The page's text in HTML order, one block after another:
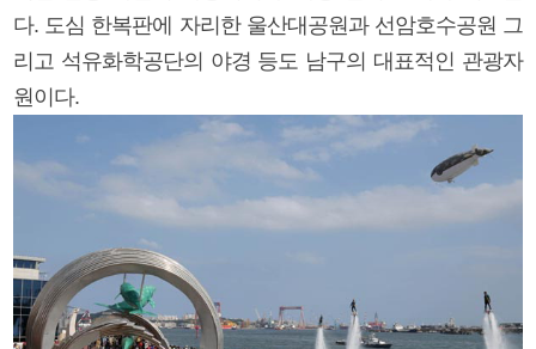
다. 도심 한복판에 자리한 울산대공원과 선암호수공원 그
리고 석유화학공단의 야경 등도 남구의 대표적인 관광자
원이다.